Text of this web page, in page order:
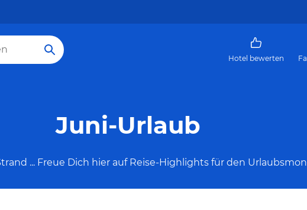
Hotel bewerten
Juni-Urlaub
... Freue Dich hier auf Reise-Highlights für den